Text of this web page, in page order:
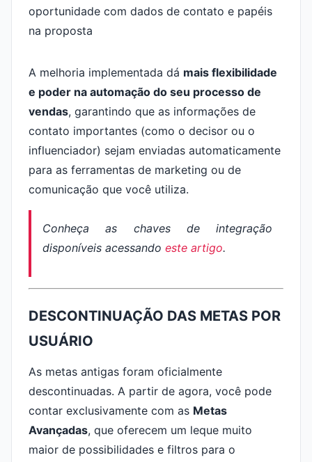
A melhoria implementada dá mais flexibilidade
e poder na automação do seu processo de
vendas, garantindo que as informações de
contato importantes (como o decisor ou o
influenciador) sejam enviadas automaticamente
para as ferramentas de marketing ou de
comunicação que você utiliza.
Conheça as chaves de integração
disponíveis acessando este artigo.
DESCONTINUAÇÃO DAS METAS POR
USUÁRIO
As metas antigas foram oficialmente
descontinuadas. A partir de agora, você pode
contar exclusivamente com as Metas
Avançadas, que oferecem um leque muito
maior de possibilidades e filtros para o